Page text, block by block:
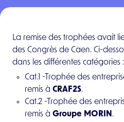
La remise des trophées avait
des Congrès de Caen. Ci-
dans les différentes catégories :
Cat.1 -Trophée des
remis à CRAF2S.
Cat.2 -Trophée des
remis à Groupe MORIN .